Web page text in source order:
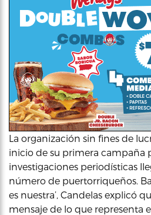
La organización sin fines de
inicio de su primera campaña
investigaciones periodísticas
número de puertorriqueños.
es nuestra’, Candelas explicó
mensaje de lo que representa